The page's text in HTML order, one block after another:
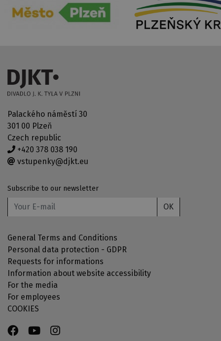
Palackého náměstí 30
301 00 Plzeň
Czech republic
+420 378 038 190
vstupenky@djkt.eu
Subscribe to our newsletter
OK
General Terms and Conditions
Personal data protection - GDPR
Requests for informations
Information about website accessibility
For the media
For employees
COOKIES